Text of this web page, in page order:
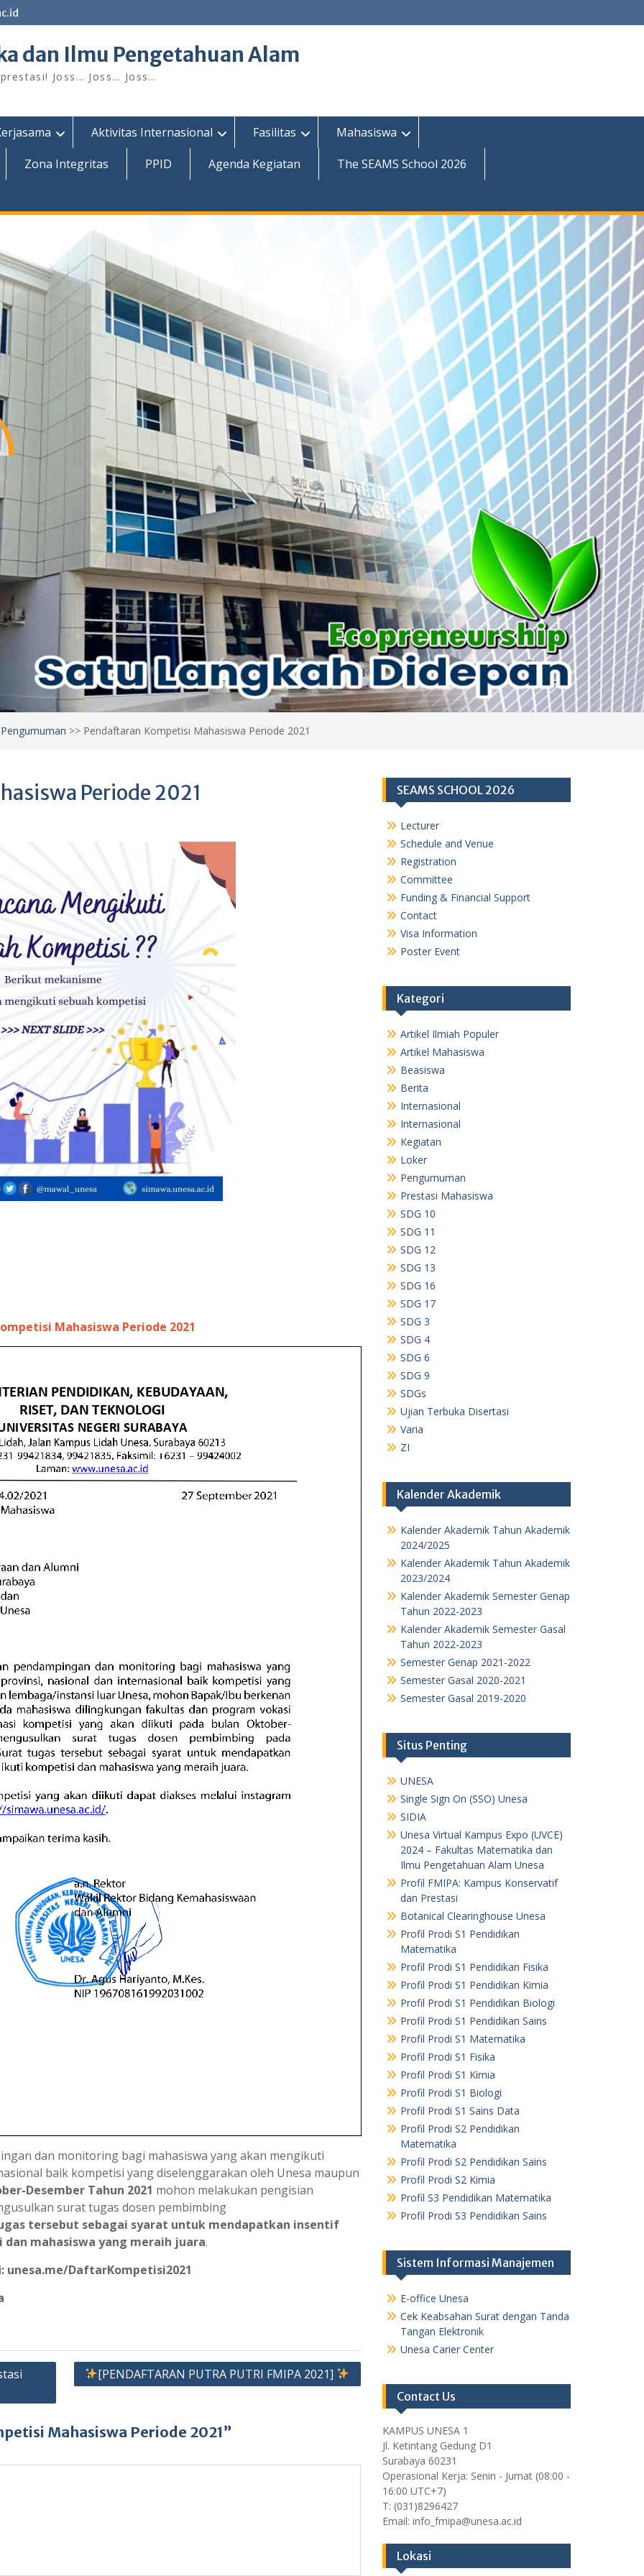
dan Ilmu Pengetahuan Alam
Joss… Joss… Joss…
Aktivitas Internasional Fasilitas
Mahasiswa
Zona Integritas PPID Agenda Kegiatan
The SEAMS School 2026
Pengumuman >> Pendaftaran Kompetisi Mahasiswa Periode 2021
Periode 2021
Mahasiswa Periode 2021
dan monitoring bagi mahasiswa yang akan mengikuti
baik kompetisi yang diselenggarakan oleh Unesa maupun
Desember Tahun 2021 mohon melakukan pengisian
surat tugas dosen pembimbing
tersebut sebagai syarat untuk mendapatkan insentif
mahasiswa yang meraih juara.
: unesa.me/DaftarKompetisi2021
[PENDAFTARAN PUTRA PUTRI FMIPA 2021]
Mahasiswa Periode 2021”
SEAMS SCHOOL 2026
Lecturer
Schedule and Venue
Registration
Committee
Funding & Financial Support
Contact
Visa Information
Poster Event
Kategori
Artikel Ilmiah Populer
Artikel Mahasiswa
Beasiswa
Berita
Internasional
Internasional
Kegiatan
Loker
Pengumuman
Prestasi Mahasiswa
SDG 10
SDG 11
SDG 12
SDG 13
SDG 16
SDG 17
SDG 3
SDG 4
SDG 6
SDG 9
SDGs
Ujian Terbuka Disertasi
Varia
ZI
Kalender Akademik
Kalender Akademik Tahun Akademik
2024/2025
Kalender Akademik Tahun Akademik
2023/2024
Kalender Akademik Semester Genap
Tahun 2022-2023
Kalender Akademik Semester Gasal
Tahun 2022-2023
Semester Genap 2021-2022
Semester Gasal 2020-2021
Semester Gasal 2019-2020
Situs Penting
UNESA
Single Sign On (SSO) Unesa
SIDIA
Unesa Virtual Kampus Expo (UVCE)
2024 – Fakultas Matematika dan
Ilmu Pengetahuan Alam Unesa
Profil FMIPA: Kampus Konservatif
dan Prestasi
Botanical Clearinghouse Unesa
Profil Prodi S1 Pendidikan
Matematika
Profil Prodi S1 Pendidikan Fisika
Profil Prodi S1 Pendidikan Kimia
Profil Prodi S1 Pendidikan Biologi
Profil Prodi S1 Pendidikan Sains
Profil Prodi S1 Matematika
Profil Prodi S1 Fisika
Profil Prodi S1 Kimia
Profil Prodi S1 Biologi
Profil Prodi S1 Sains Data
Profil Prodi S2 Pendidikan
Matematika
Profil Prodi S2 Pendidikan Sains
Profil Prodi S2 Kimia
Profil S3 Pendidikan Matematika
Profil Prodi S3 Pendidikan Sains
Sistem Informasi Manajemen
E-office Unesa
Cek Keabsahan Surat dengan Tanda
Tangan Elektronik
Unesa Carier Center
Contact Us
KAMPUS UNESA 1
Jl. Ketintang Gedung D1
Surabaya 60231
Operasional Kerja: Senin - Jumat (08:00 -
16:00 UTC+7)
T: (031)8296427
Email: info_fmipa@unesa.ac.id
Lokasi